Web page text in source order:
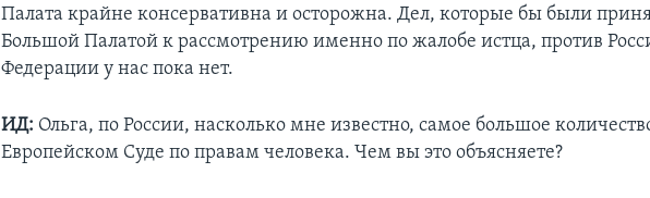
Палата крайне консервативна и осторожна. Дел, которые бы были
Большой Палатой к рассмотрению именно по жалобе истца, против
Федерации у нас пока нет.
ИД: Ольга, по России, насколько мне известно, самое большое
Европейском Суде по правам человека. Чем вы это объясняете?